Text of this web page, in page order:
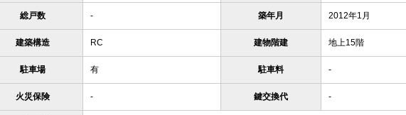
総戸数 - 築年月 2012年1月
建築構造 RC 建物階建 地上15階
駐車場 有 駐車料 -
火災保険 - 鍵交換代 -